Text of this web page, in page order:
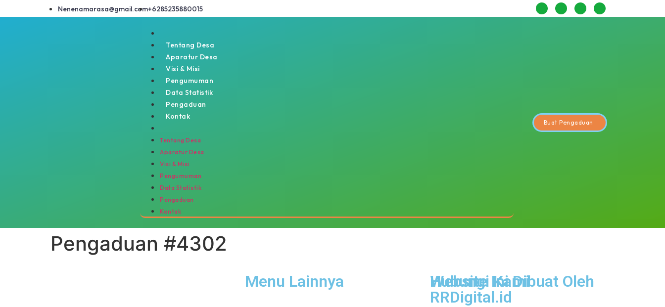
Nenenamarasa@gmail.com+6285235880015
Tentang Desa
Aparatur Desa
Visi & Misi
Pengumuman
Data Statistik
Pengaduan
Kontak
Tentang Desa
Aparatur Desa
Visi & Misi
Pengumuman
Data Statistik
Pengaduan
Kontak
Buat Pengaduan
Pengaduan #4302
Menu Lainnya Hubungi Kami
Website Ini Dibuat Oleh
RRDigital.id